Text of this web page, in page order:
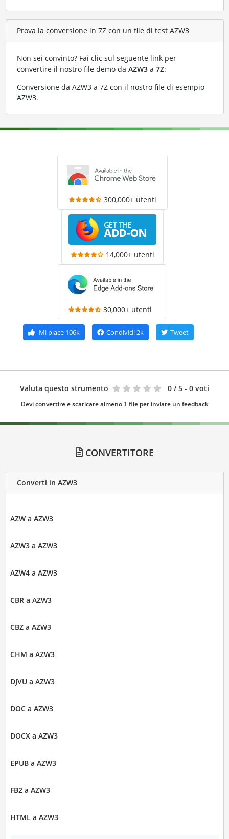
Prova la conversione in 7Z con un file di test AZW3
Non sei convinto? Fai clic sul seguente link per
convertire il nostro file demo da AZW3a 7Z:
Conversione da AZW3 a 7Z con il nostro file di esempio
AZW3.
300,000+ utenti
14,000+ utenti
30,000+ utenti
Mi piace 106k Condividi 2k Tweet
Valuta questo strumento 0 / 5 - 0 voti
Devi convertire e scaricare almeno 1 file per inviare un feedback
CONVERTITORE
Converti in AZW3
AZW a AZW3
AZW3 a AZW3
AZW4 a AZW3
CBR a AZW3
CBZ a AZW3
CHM a AZW3
DJVU a AZW3
DOC a AZW3
DOCX a AZW3
EPUB a AZW3
FB2 a AZW3
HTML a AZW3